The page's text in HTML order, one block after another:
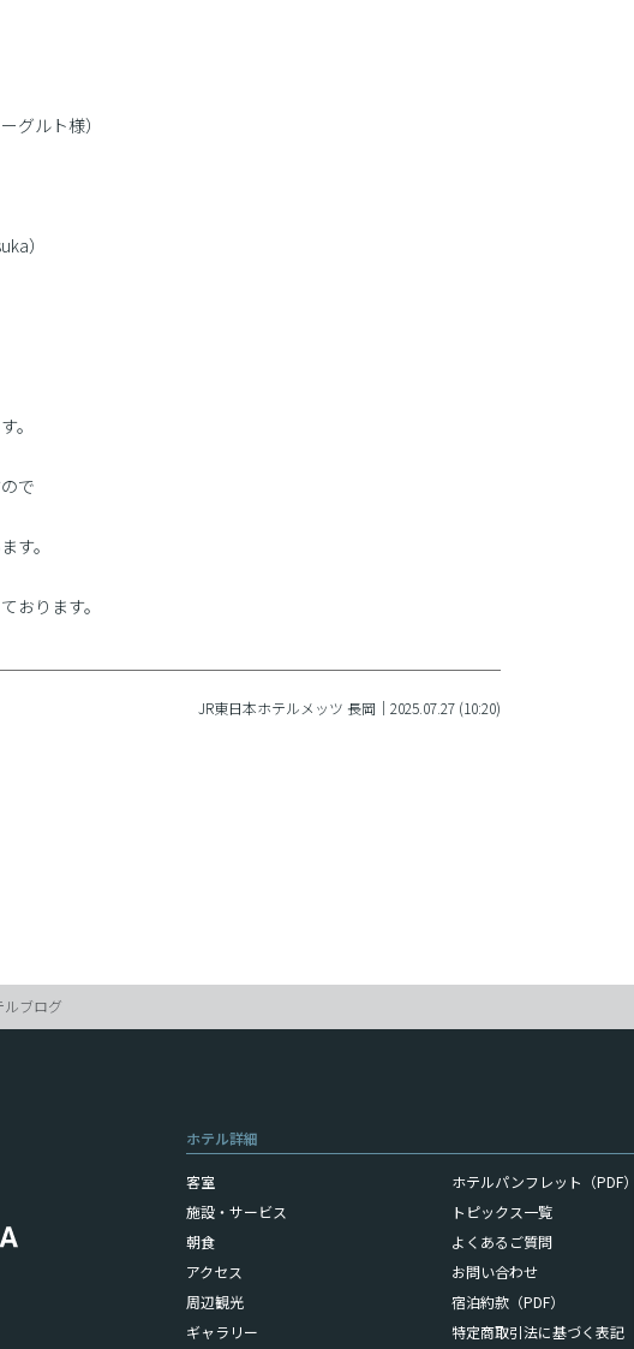
グルト様）
）
。
で
す。
おります。
JR東日本ホテルメッツ 長岡｜2025.07.27 (10:20)
ルブログ
ホテル詳細
客室
施設・サービス
朝食
アクセス
周辺観光
ギャラリー
ホテルパンフレット（PDF）
トピックス一覧
よくあるご質問
お問い合わせ
宿泊約款（PDF）
特定商取引法に基づく表記